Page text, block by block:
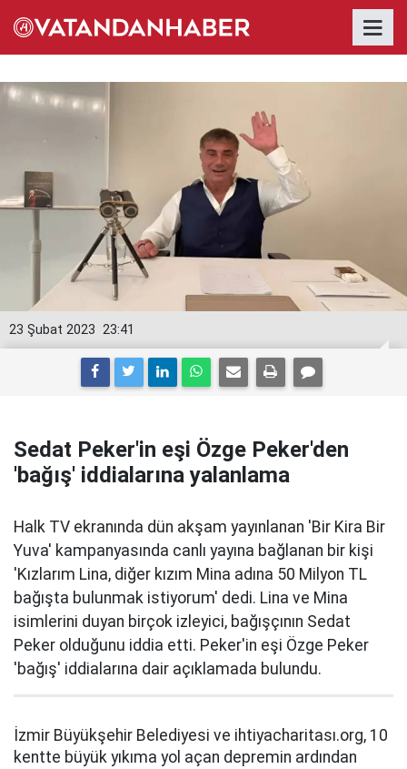
23:41
23 Şubat 2023
Sedat Peker'in eşi Özge Peker'den
'bağış' iddialarına yalanlama
Halk TV ekranında dün akşam yayınlanan 'Bir Kira Bir
Yuva' kampanyasında canlı yayına bağlanan bir kişi
'Kızlarım Lina, diğer kızım Mina adına 50 Milyon TL
bağışta bulunmak istiyorum' dedi. Lina ve Mina
isimlerini duyan birçok izleyici, bağışçının Sedat
Peker olduğunu iddia etti. Peker'in eşi Özge Peker
'bağış' iddialarına dair açıklamada bulundu.
İzmir Büyükşehir Belediyesi ve ihtiyacharitası.org, 10
kentte büyük yıkıma yol açan depremin ardından